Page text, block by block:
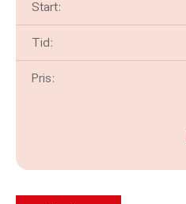
Start:
Tid:
Pris: